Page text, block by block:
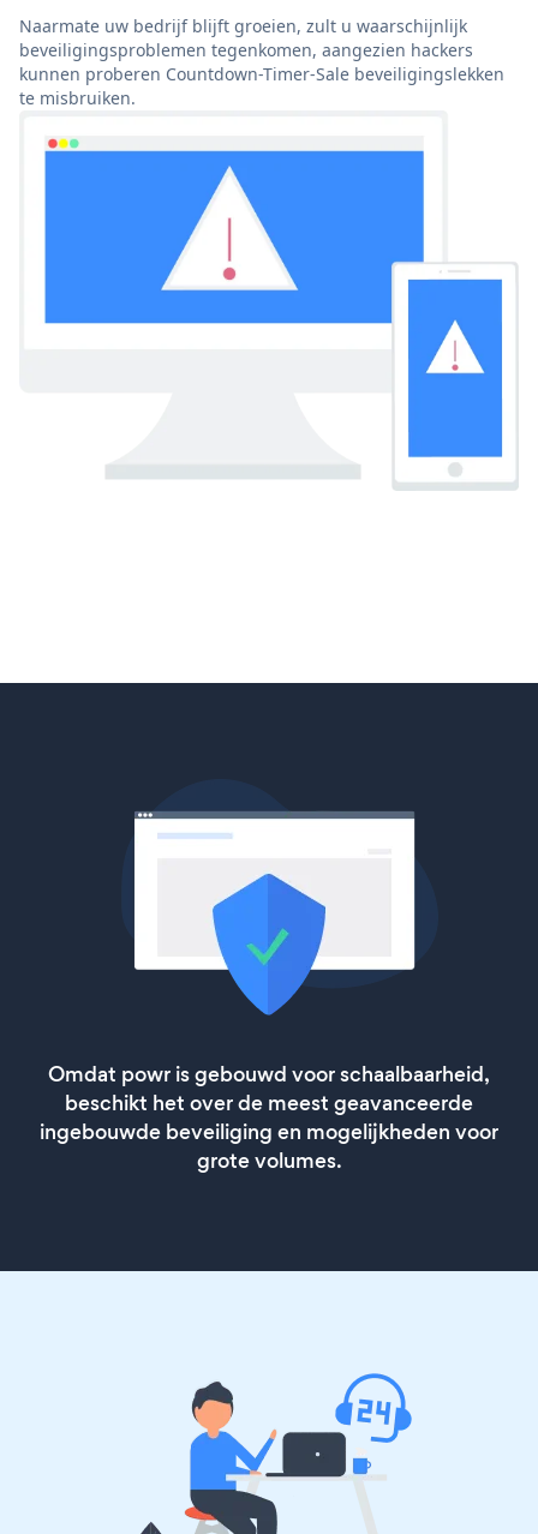
Naarmate uw bedrijf blijft groeien, zult u waarschijnlijk
beveiligingsproblemen tegenkomen, aangezien hackers
kunnen proberen Countdown-Timer-Sale beveiligingslekken
te misbruiken.
Omdat powr is gebouwd voor schaalbaarheid,
beschikt het over de meest geavanceerde
ingebouwde beveiliging en mogelijkheden voor
grote volumes.